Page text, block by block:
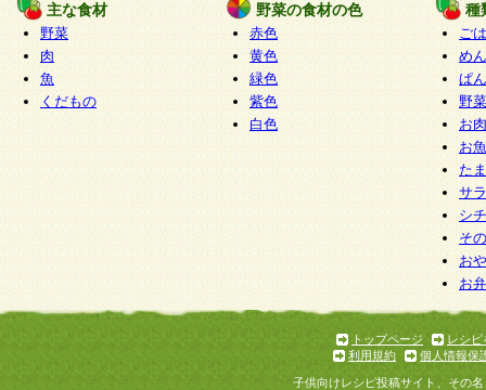
主な食材
野菜
肉
魚
くだもの
野菜の食材の色
赤色
黄色
緑色
紫色
白色
種
ご
めん
ぱん
野
お
お
た
サ
シ
そ
お
お
トップページ
レシピ
利用規約
個人情報保
子供向けレシピ投稿サイト、その